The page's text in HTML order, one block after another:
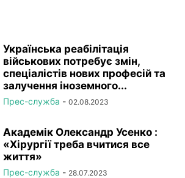
Українська реабілітація
військових потребує змін,
спеціалістів нових професій та
залучення іноземного...
Прес-служба - 02.08.2023
Академік Олександр Усенко :
«Хірургії треба вчитися все
життя»
Прес-служба - 28.07.2023